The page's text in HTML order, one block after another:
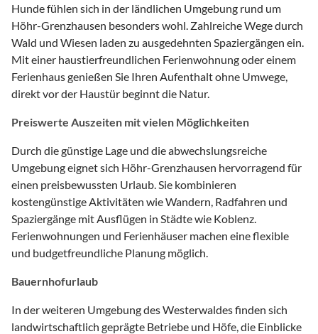
Hunde fühlen sich in der ländlichen Umgebung rund um
Höhr-Grenzhausen besonders wohl. Zahlreiche Wege durch
Wald und Wiesen laden zu ausgedehnten Spaziergängen ein.
Mit einer haustierfreundlichen Ferienwohnung oder einem
Ferienhaus genießen Sie Ihren Aufenthalt ohne Umwege,
direkt vor der Haustür beginnt die Natur.
Preiswerte Auszeiten mit vielen Möglichkeiten
Durch die günstige Lage und die abwechslungsreiche
Umgebung eignet sich Höhr-Grenzhausen hervorragend für
einen preisbewussten Urlaub. Sie kombinieren
kostengünstige Aktivitäten wie Wandern, Radfahren und
Spaziergänge mit Ausflügen in Städte wie Koblenz.
Ferienwohnungen und Ferienhäuser machen eine flexible
und budgetfreundliche Planung möglich.
Bauernhofurlaub
In der weiteren Umgebung des Westerwaldes finden sich
landwirtschaftlich geprägte Betriebe und Höfe, die Einblicke